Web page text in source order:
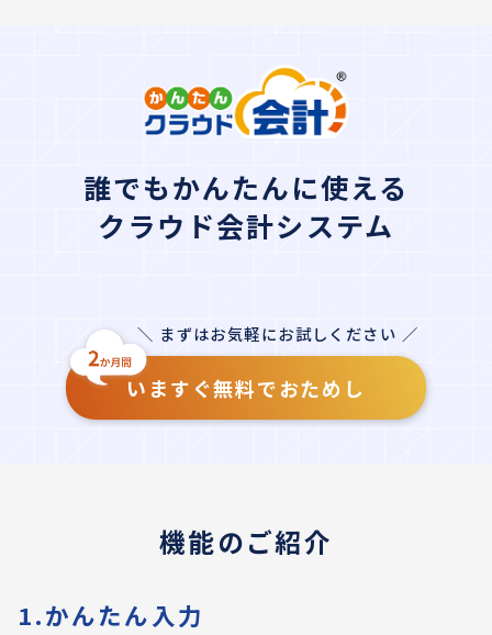
誰でもかんたんに使える
クラウド会計システム
＼ まずはお気軽にお試しください ／
いますぐ無料でおためし
機能のご紹介
1.かんたん入力